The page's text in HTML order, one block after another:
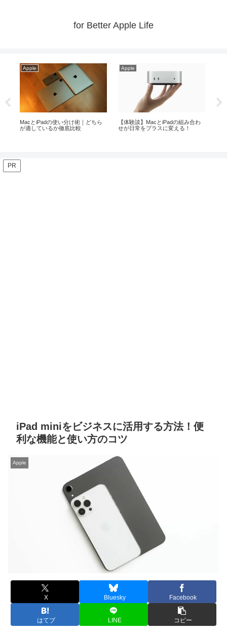
for Better Apple Life
Apple
【2026年】iPadの使い方がわから
ない方へ！基本操作を解説
Apple
Macの中で最もコスパの良いMac
miniがお勧めな人とその理由！
PR
iPad miniをビジネスに活用する方法！便
利な機能と使い方のコツ
Apple
X Bluesky Facebook
はてブ LINE コピー